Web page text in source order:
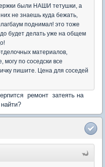
были НАШИ тетушки, а
не знаешь куда бежать,
поднимал! это тоже
будет делать уже на общем
материалов,
по соседски все
пишите. Цена для соседей
ремонт затеять на